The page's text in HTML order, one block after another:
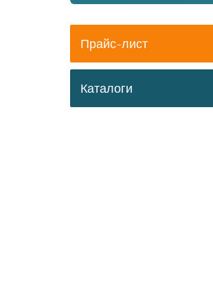
Прайс-лист
Каталоги